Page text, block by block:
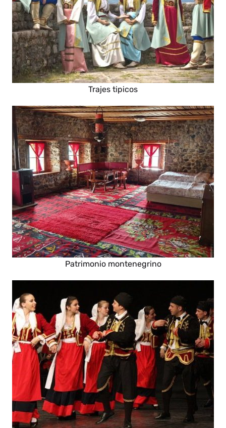
Trajes tipicos
Patrimonio montenegrino